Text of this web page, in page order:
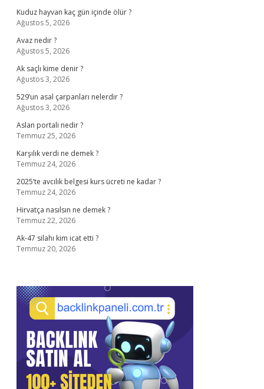
Kuduz hayvan kaç gün içinde ölür ?
Ağustos 5, 2026
Avaz nedir ?
Ağustos 5, 2026
Ak saçlı kime denir ?
Ağustos 3, 2026
529’un asal çarpanları nelerdir ?
Ağustos 3, 2026
Aslan portali nedir ?
Temmuz 25, 2026
Karşılık verdi ne demek ?
Temmuz 24, 2026
2025’te avcılık belgesi kurs ücreti ne kadar ?
Temmuz 24, 2026
Hirvatça nasılsın ne demek ?
Temmuz 22, 2026
Ak-47 silahı kim icat etti ?
Temmuz 20, 2026